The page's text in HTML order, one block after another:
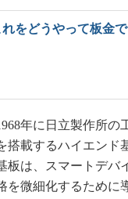
れをどうやって板金
年に日立製作所の
搭載するハイエンド
板は、スマートデ
を微細化するために